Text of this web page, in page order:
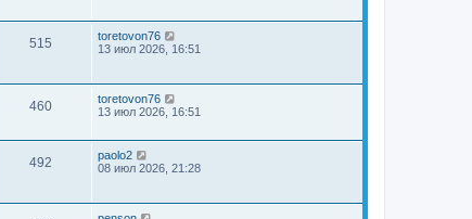
515
toretovon76
13 июл 2026, 16:51
460
toretovon76
13 июл 2026, 16:51
492
paolo2
08 июл 2026, 21:28